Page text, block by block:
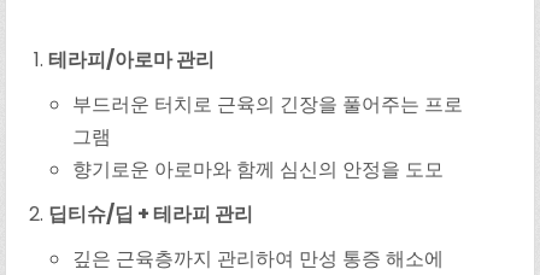
테라피/아로마 관리
부드러운 터치로 근육의 긴장을 풀어주는 프로
그램
향기로운 아로마와 함께 심신의 안정을 도모
딥티슈/딥 + 테라피 관리
깊은 근육층까지 관리하여 만성 통증 해소에